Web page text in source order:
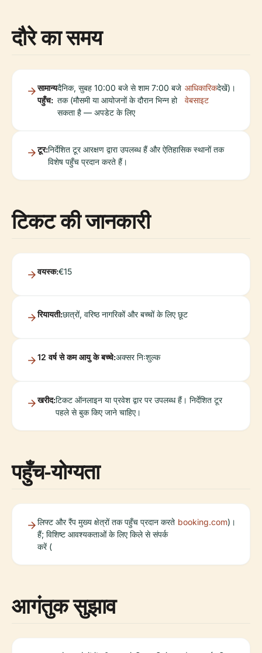
दौरे का समय
सामान्य
पहुँच:
दैनिक, सुबह 10:00 बजे से शाम 7:00 बजे
तक (मौसमी या आयोजनों के दौरान भिन्न हो
सकता है — अपडेट के लिए
आधिकारिक
वेबसाइट
देखें)।
टूर:निर्देशित टूर आरक्षण द्वारा उपलब्ध हैं और ऐतिहासिक स्थानों तक
विशेष पहुँच प्रदान करते हैं।
टिकट की जानकारी
वयस्क:€15
रियायती:छात्रों, वरिष्ठ नागरिकों और बच्चों के लिए छूट
12 वर्ष से कम आयु के बच्चे:अक्सर निःशुल्क
खरीद:टिकट ऑनलाइन या प्रवेश द्वार पर उपलब्ध हैं। निर्देशित टूर
पहले से बुक किए जाने चाहिए।
पहुँच-योग्यता
लिफ्ट और रैंप मुख्य क्षेत्रों तक पहुँच प्रदान करते
हैं; विशिष्ट आवश्यकताओं के लिए किले से संपर्क
करें (
booking.com)।
आगंतुक सुझाव